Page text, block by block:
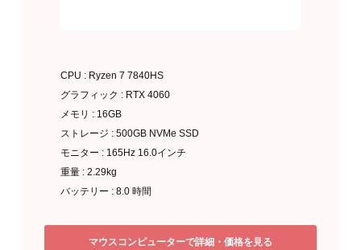
CPU : Ryzen 7 7840HS
グラフィック : RTX 4060
メモリ : 16GB
ストレージ : 500GB NVMe SSD
モニター : 165Hz 16.0インチ
重量 : 2.29kg
バッテリー : 8.0 時間
マウスコンピューターで詳細・価格を見る